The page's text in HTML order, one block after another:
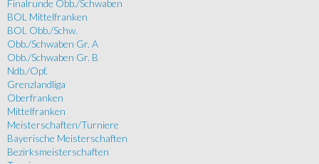
Finalrunde Obb./Schwaben
BOL Mittelfranken
BOL Obb./Schw.
Obb./Schwaben Gr. A
Obb./Schwaben Gr. B
Ndb./Opf.
Grenzlandliga
Oberfranken
Mittelfranken
Meisterschaften/Turniere
Bayerische Meisterschaften
Bezirksmeisterschaften